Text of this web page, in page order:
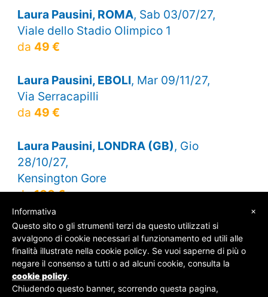
Laura Pausini, ROMA, Sab 03/07/27,
Viale dello Stadio Olimpico 1
da 49 €
Laura Pausini, EBOLI, Mar 09/11/27,
Via Serracapilli
da 49 €
Laura Pausini, LONDRA (GB), Gio
28/10/27,
Kensington Gore
da100 €
© SOS Biglietti - P.Iva 09162100961 -Chi Siamo
Contatti-Privacy Policy
×
Informativa
Questo sito o gli strumenti terzi da questo utilizzati si
avvalgono di cookie necessari al funzionamento ed utili alle
finalità illustrate nella cookie policy. Se vuoi saperne di più o
negare il consenso a tutti o ad alcuni cookie, consulta la
cookie policy.
Chiudendo questo banner, scorrendo questa pagina,